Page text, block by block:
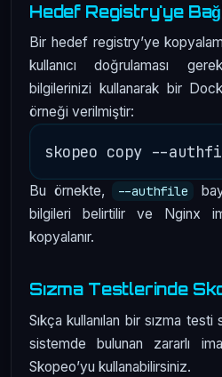
Hedef Registry'ye
Bir hedef registry’ye
kullanıcı doğrulaması
bilgilerinizi kullanarak bir
örneği verilmiştir:
Bu örnekte, --authfile
bilgileri belirtilir ve Nginx
kopyalanır.
Sızma Testlerinde
Sıkça kullanılan bir sızma
sistemde bulunan zararlı
Skopeo’yu kullanabilirsiniz.